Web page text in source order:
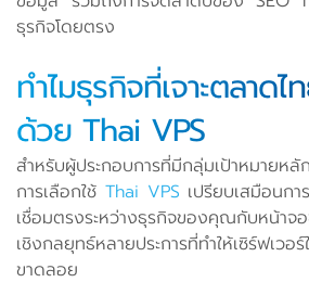
ธุรกิจโดยตรง
ทำไมธุรกิจที่เจาะตลาด
ด้วย Thai VPS
สำหรับผู้ประกอบการที่มีกลุ่มเป้าหมายหลั
การเลือกใช้ Thai VPS เปรียบเสมือนก
เชื่อมตรงระหว่างธุรกิจของคุณกับหน้า
เชิงกลยุทธ์หลายประการที่ทำให้เซิร์ฟเวอ
ขาดลอย